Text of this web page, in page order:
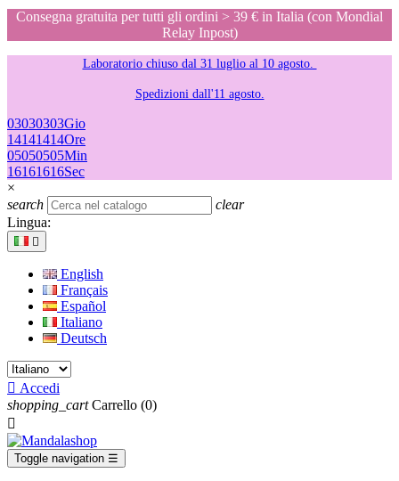
Consegna gratuita per tutti gli ordini > 39 € in Italia (con Mondial
Relay Inpost)
Laboratorio chiuso dal 31 luglio al 10 agosto.
Spedizioni dall'11 agosto.
03030303Gio
14141414Ore
05050505Min
16161616Sec
×
search
clear
Lingua:

English
Français
Español
Italiano
Deutsch
 Accedi
shopping_cart Carrello (0)

Toggle navigation ☰